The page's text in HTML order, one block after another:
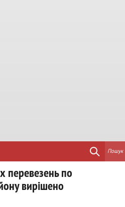
Пошук
перевезень по
вирішено